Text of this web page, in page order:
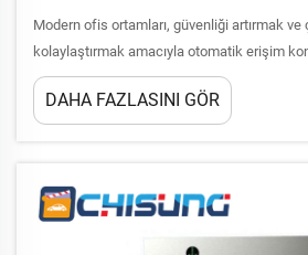
Modern ofis ortamları, güvenliği artırmak ve
kolaylaştırmak amacıyla otomatik erişim
benimsemektedir. Bu çözümler arasında
ve verimli bir çözüm arayan işletmeler için
DAHA FAZLASINI GÖR